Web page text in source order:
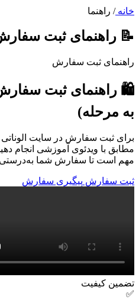
خانه/ راهنما
📝 راهنمای ثبت
راهنمای ثبت سفارش
🛍️ راهنمای ثبت سفارش
به مرحله)
برای ثبت سفارش در سایت الوناتی
مطابق با ویدئوی آموزشی انجام
مهم است تا سفارش شما
ثبت سفارش پیگیری سفارش
تضمین کیفیت
✅